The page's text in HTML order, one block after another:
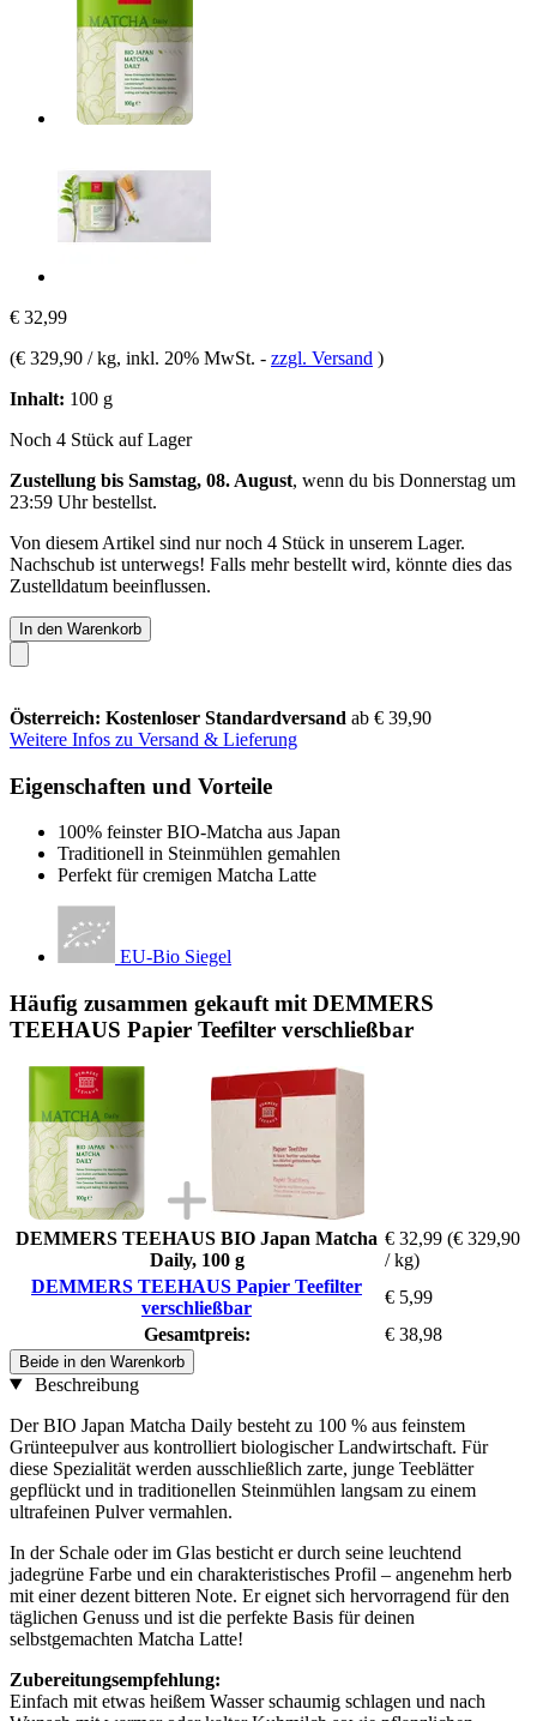
€ 32,99
(€ 329,90 / kg, inkl. 20% MwSt. - zzgl. Versand )
Inhalt: 100 g
Noch 4 Stück auf Lager
Zustellung bis Samstag, 08. August, wenn du bis Donnerstag um
23:59 Uhrbestellst.
Von diesem Artikel sind nur noch 4 Stück in unserem Lager.
Nachschub ist unterwegs! Falls mehr bestellt wird, könnte dies das
Zustelldatum beeinflussen.
In den Warenkorb
Österreich: Kostenloser Standardversand ab € 39,90
Weitere Infos zu Versand & Lieferung
Eigenschaften und Vorteile
100% feinster BIO-Matcha aus Japan
Traditionell in Steinmühlen gemahlen
Perfekt für cremigen Matcha Latte
EU-Bio Siegel
Häufig zusammen gekauft mit DEMMERS
TEEHAUS Papier Teefilter verschließbar
DEMMERS TEEHAUS BIO Japan Matcha
Daily, 100 g
€ 32,99 (€ 329,90
/ kg)
DEMMERS TEEHAUS Papier Teefilter
verschließbar
€ 5,99
Gesamtpreis:
€ 38,98
Beide in den Warenkorb
Beschreibung
Der BIO Japan Matcha Daily besteht zu 100 % aus feinstem
Grünteepulver aus kontrolliert biologischer Landwirtschaft. Für
diese Spezialität werden ausschließlich zarte, junge Teeblätter
gepflückt und in traditionellen Steinmühlen langsam zu einem
ultrafeinen Pulver vermahlen.
In der Schale oder im Glas besticht er durch seine leuchtend
jadegrüne Farbe und ein charakteristisches Profil – angenehm herb
mit einer dezent bitteren Note. Er eignet sich hervorragend für den
täglichen Genuss und ist die perfekte Basis für deinen
selbstgemachten Matcha Latte!
Zubereitungsempfehlung:
Einfach mit etwas heißem Wasser schaumig schlagen und nach